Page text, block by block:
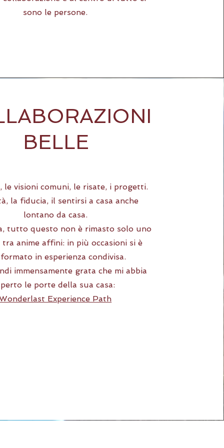
sono le persone.
BELLE
le visioni comuni, le risate, i progetti.
la fiducia, il sentirsi a casa anche
lontano da casa.
tutto questo non è rimasto solo uno
tra anime affini: in più occasioni si è
in esperienza condivisa.
immensamente grata che mi abbia
le porte della sua casa:
Experience Path